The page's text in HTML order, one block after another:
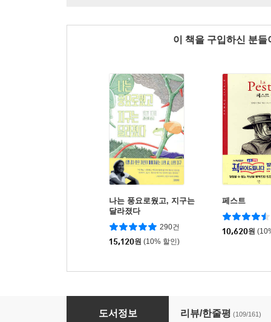
이 책을 구입하신 분
나는 풍요로웠고, 지구는
달라졌다
290건
15,120원 (10% 할인)
페스트
10,620원
두 번째 지구는 없다
도서정보 리뷰/한줄평 (109/161)